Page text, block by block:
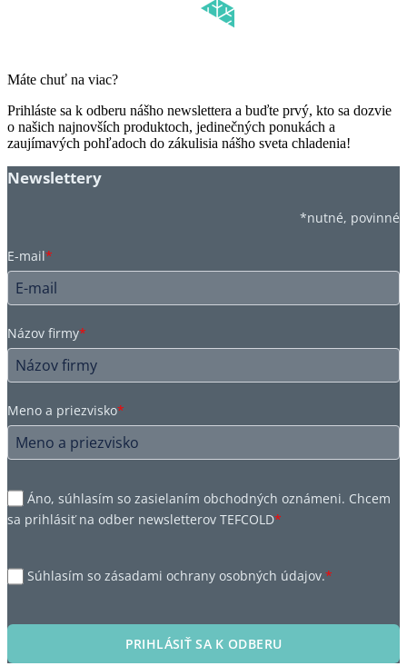
Máte chuť na viac?
Prihláste sa k odberu nášho newslettera a buďte prvý, kto sa dozvie
o našich najnovších produktoch, jedinečných ponukách a
zaujímavých pohľadoch do zákulisia nášho sveta chladenia!
Newslettery
*nutné, povinné
E-mail*
Názov firmy*
Meno a priezvisko*
Áno, súhlasím so zasielaním obchodných oznámeni. Chcem
sa prihlásiť na odber newsletterov TEFCOLD*
Súhlasím so zásadami ochrany osobných údajov.*
PRIHLÁSIŤ SA K ODBERU